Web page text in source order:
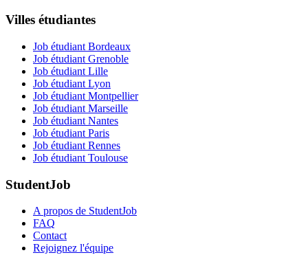
Villes étudiantes
Job étudiant Bordeaux
Job étudiant Grenoble
Job étudiant Lille
Job étudiant Lyon
Job étudiant Montpellier
Job étudiant Marseille
Job étudiant Nantes
Job étudiant Paris
Job étudiant Rennes
Job étudiant Toulouse
StudentJob
A propos de StudentJob
FAQ
Contact
Rejoignez l'équipe